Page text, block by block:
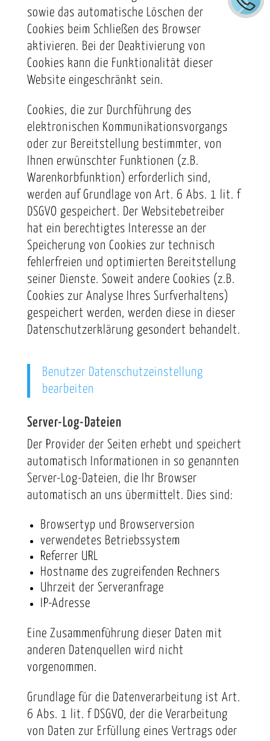
sowie das automatische Löschen der
Cookies beim Schließen des Browser
aktivieren. Bei der Deaktivierung von
Cookies kann die Funktionalität dieser
Website eingeschränkt sein.
Cookies, die zur Durchführung des
elektronischen Kommunikationsvorgangs
oder zur Bereitstellung bestimmter, von
Ihnen erwünschter Funktionen (z.B.
Warenkorbfunktion) erforderlich sind,
werden auf Grundlage von Art. 6 Abs. 1 lit. f
DSGVO gespeichert. Der Websitebetreiber
hat ein berechtigtes Interesse an der
Speicherung von Cookies zur technisch
fehlerfreien und optimierten Bereitstellung
seiner Dienste. Soweit andere Cookies (z.B.
Cookies zur Analyse Ihres Surfverhaltens)
gespeichert werden, werden diese in dieser
Datenschutzerklärung gesondert behandelt.
Benutzer Datenschutzeinstellung
bearbeiten
Server-Log-Dateien
Der Provider der Seiten erhebt und speichert
automatisch Informationen in so genannten
Server-Log-Dateien, die Ihr Browser
automatisch an uns übermittelt. Dies sind:
Browsertyp und Browserversion
verwendetes Betriebssystem
Referrer URL
Hostname des zugreifenden Rechners
Uhrzeit der Serveranfrage
IP-Adresse
Eine Zusammenführung dieser Daten mit
anderen Datenquellen wird nicht
vorgenommen.
Grundlage für die Datenverarbeitung ist Art.
6 Abs. 1 lit. f DSGVO, der die Verarbeitung
von Daten zur Erfüllung eines Vertrags oder